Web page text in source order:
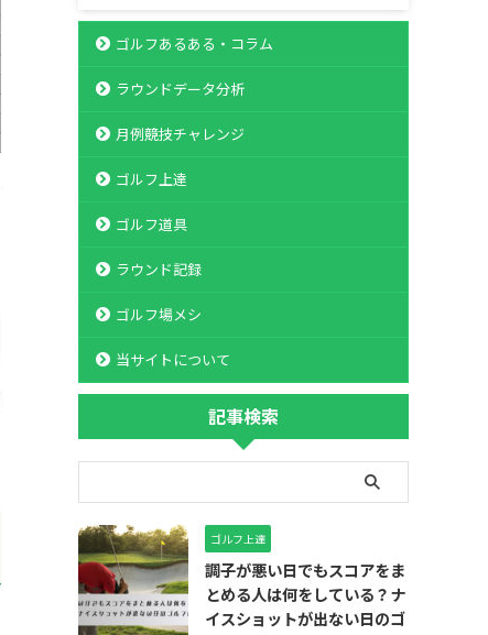
ゴルフあるある・コラム
ラウンドデータ分析
月例競技チャレンジ
ゴルフ上達
ゴルフ道具
ラウンド記録
ゴルフ場メシ
当サイトについて
記事検索
ゴルフ上達
調子が悪い日でもスコアをま
とめる人は何をしている？ナ
イスショットが出ない日のゴ